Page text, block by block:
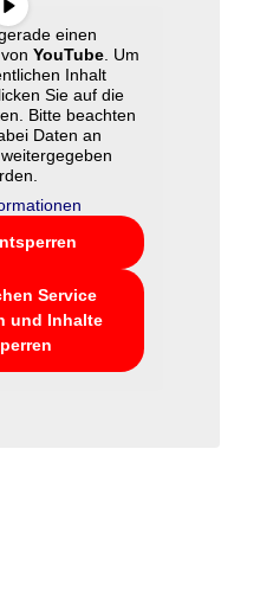
einen
YouTube. Um
Inhalt
Sie auf die
Bitte beachten
Daten an
Service
und Inhalte